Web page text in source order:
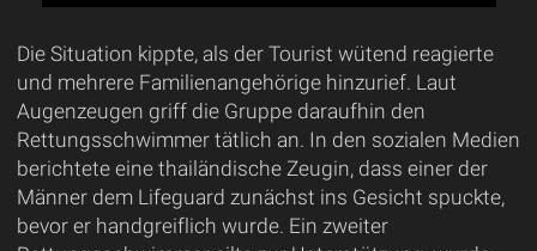
Die Situation kippte, als der Tourist wütend reagierte
und mehrere Familienangehörige hinzurief. Laut
Augenzeugen griff die Gruppe daraufhin den
Rettungsschwimmer tätlich an. In den sozialen Medien
berichtete eine thailändische Zeugin, dass einer der
Männer dem Lifeguard zunächst ins Gesicht spuckte,
bevor er handgreiflich wurde. Ein zweiter